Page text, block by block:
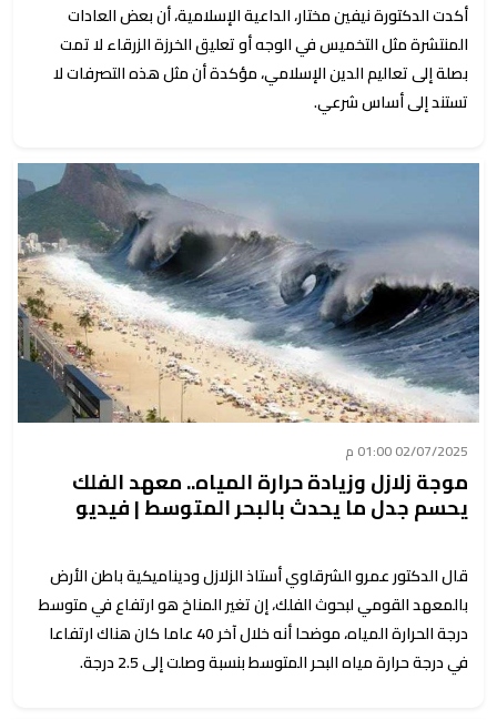
أكدت الدكتورة نيفين مختار، الداعية الإسلامية، أن بعض العادات
المنتشرة مثل التخميس في الوجه أو تعليق الخرزة الزرقاء لا تمت
بصلة إلى تعاليم الدين الإسلامي، مؤكدة أن مثل هذه التصرفات لا
تستند إلى أساس شرعي.
02/07/2025 01:00 م
موجة زلازل وزيادة حرارة المياه.. معهد الفلك
يحسم جدل ما يحدث بالبحر المتوسط | فيديو
قال الدكتور عمرو الشرقاوي أستاذ الزلازل وديناميكية باطن الأرض
بالمعهد القومي لبحوث الفلك، إن تغير المناخ هو ارتفاع في متوسط
درجة الحرارة المياه، موضحا أنه خلال آخر 40 عاما كان هناك ارتفاعا
في درجة حرارة مياه البحر المتوسط بنسبة وصلت إلى 2.5 درجة.